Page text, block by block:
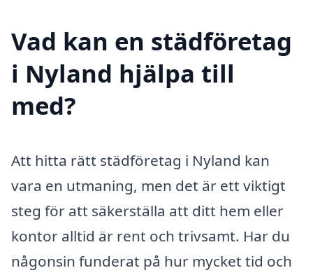
Vad kan en städföretag
i Nyland hjälpa till
med?
Att hitta rätt städföretag i Nyland kan
vara en utmaning, men det är ett viktigt
steg för att säkerställa att ditt hem eller
kontor alltid är rent och trivsamt. Har du
någonsin funderat på hur mycket tid och